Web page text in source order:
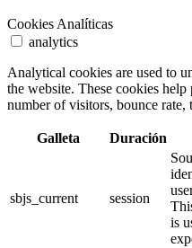
Cookies Analíticas
analytics
Analytical cookies are used to
the website. These cookies
number of visitors, bounce rate,
Galleta Duración
sbjs_current session
is